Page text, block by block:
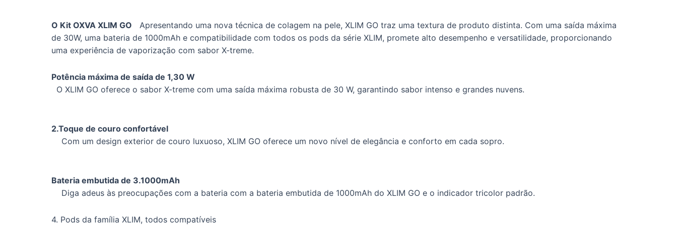
O Kit OXVA XLIM GO Apresentando uma nova técnica de colagem na pele, XLIM GO traz uma textura de produto distinta. Com uma saída máxima
de 30W, uma bateria de 1000mAh e compatibilidade com todos os pods da série XLIM, promete alto desempenho e versatilidade, proporcionando
uma experiência de vaporização com sabor X-treme.
Potência máxima de saída de 1,30 W
O XLIM GO oferece o sabor X-treme com uma saída máxima robusta de 30 W, garantindo sabor intenso e grandes nuvens.
2.Toque de couro confortável
Com um design exterior de couro luxuoso, XLIM GO oferece um novo nível de elegância e conforto em cada sopro.
Bateria embutida de 3.1000mAh
Diga adeus às preocupações com a bateria com a bateria embutida de 1000mAh do XLIM GO e o indicador tricolor padrão.
4. Pods da família XLIM, todos compatíveis